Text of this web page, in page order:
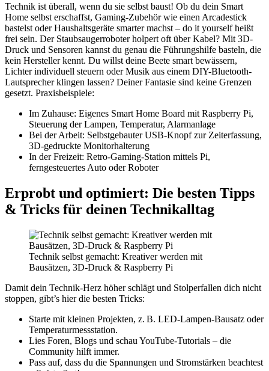
Technik ist überall, wenn du sie selbst baust! Ob du dein Smart
Home selbst erschaffst, Gaming-Zubehör wie einen Arcadestick
bastelst oder Haushaltsgeräte smarter machst – do it yourself heißt
frei sein. Der Staubsaugerroboter holpert oft über Kabel? Mit 3D-
Druck und Sensoren kannst du genau die Führungshilfe basteln, die
kein Hersteller kennt. Du willst deine Beete smart bewässern,
Lichter individuell steuern oder Musik aus einem DIY-Bluetooth-
Lautsprecher klingen lassen? Deiner Fantasie sind keine Grenzen
gesetzt. Praxisbeispiele:
Im Zuhause: Eigenes Smart Home Board mit Raspberry Pi,
Steuerung der Lampen, Temperatur, Alarmanlage
Bei der Arbeit: Selbstgebauter USB-Knopf zur Zeiterfassung,
3D-gedruckte Monitorhalterung
In der Freizeit: Retro-Gaming-Station mittels Pi,
ferngesteuertes Auto oder Roboter
Erprobt und optimiert: Die besten Tipps
& Tricks für deinen Technikalltag
Technik selbst gemacht: Kreativer werden mit
Bausätzen, 3D-Druck & Raspberry Pi
Damit dein Technik-Herz höher schlägt und Stolperfallen dich nicht
stoppen, gibt’s hier die besten Tricks:
Starte mit kleinen Projekten, z. B. LED-Lampen-Bausatz oder
Temperaturmessstation.
Lies Foren, Blogs und schau YouTube-Tutorials – die
Community hilft immer.
Pass auf, dass du die Spannungen und Stromstärken beachtest